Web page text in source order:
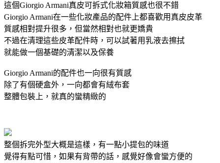
這個Giorgio Armani真皮可拆式化妝箱質感也很不錯
Giorgio Armani在一些化妝產品的配件上都喜歡用真皮皮革
質感相對提升很多，但當然相對也就更嬌貴
不過在清理這些皮革配件時，可以試著用乳液去擦拭
就能做一個基礎的清潔以及保養
Giorgio Armani的配件也一向很有質感
除了有個硬盒外，一向都會有絨布套
整體包裝上，就真的蠻精緻的
整個拆完外型大概是這樣，有一點小提包的味道
覺得有點可惜，如果有背帶的話，感覺好像會蠻方便的